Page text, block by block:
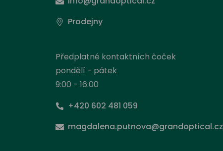
Prodejny
Předplatné kontaktních čoček
pondělí - pátek
9:00 - 16:00
+420 602 481 059
magdalena.putnova@grandoptical.cz